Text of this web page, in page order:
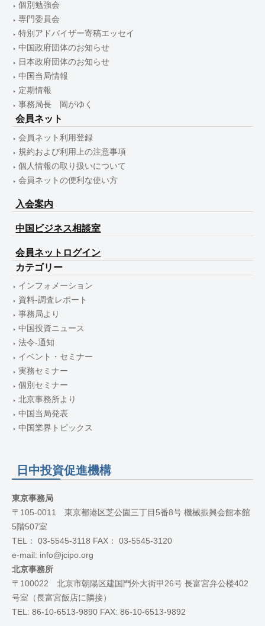
個別勉強会
専門委員会
特別アドバイザー寄稿エッセイ
中国政府団体のお知らせ
日本政府団体のお知らせ
中国当局情報
定期情報
事務局長 岡がゆく
会員ネット
会員ネット利用登録
規約および利用上の注意事項
個人情報の取り扱いについて
会員ネットの便利な使い方
入会案内
中国ビジネス相談室
会員ネットログイン
カテゴリー
インフォメーション
資料-調査レポート
事務局より
中国投資ニュース
法令-通知
イベント・セミナー
実務セミナー
個別セミナー
北京事務所より
中国当局発表
中国業界トピックス
日中投資促進機構
東京事務局
〒105-0011 東京都港区芝公園三丁目5番8号 機械振興会館本館
5階507室
TEL： 03-5545-3118 FAX： 03-5545-3120
e-mail: info@jcipo.org
北京事務所
〒100022 北京市朝陽区建国門外大街甲26号 長富宮弁公楼402
号室（長富宮飯店に隣接）
TEL: 86-10-6513-9890 FAX: 86-10-6513-9892